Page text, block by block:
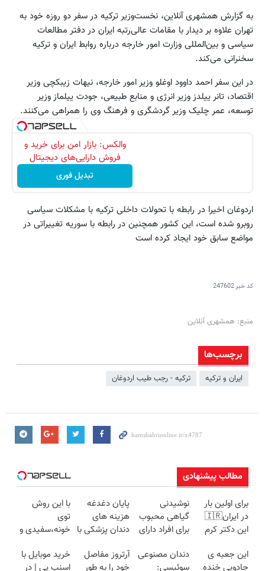
به گزارش همشهری آنلاین، نخست‌وزیر ترکیه در سفر دو روزه خود به
تهران علاوه بر دیدار با مقامات عالی‌رتبه ایران در دفتر مطالعات
سیاسی و بین‌المللی وزارت امور خارجه درباره روابط ایران و ترکیه
سخنرانی می‌کند.
در این سفر احمد داوود اوغلو وزیر امور خارجه، نیهات زیبکچی وزیر
اقتصاد، تانر ییلدز وزیر انرژی و منابع طبیعی، جودت ییلماز وزیر
توسعه،‌ عمر چلیک وزیر گردشگری و فرهنگ وی را همراهی می‌کنند.
والکس: بازار امن برای خرید و
فروش دارایی‌های دیجیتال
تبدیل فوری
اردوغان اخیرا در رابطه با تحولات داخلی ترکیه با مشکلات سیاسی
روبرو شده است، این کشور همچنین در رابطه با سوریه تغییراتی در
مواضع سابق خود ایجاد کرده است
کد خبر247602
منبع: همشهری آنلاین
برچسب‌ها
ایران و ترکیه ترکیه - رجب طیب اردوغان
مطالب پیشنهادی
برای اولین بار
در ایران🇮🇷
این دکتر کرم
روزه ساخت!
نوشیدنی
گیاهی محبوب
برای افراد دارای
60%تخفیف
پایان دغدغه
هزینه های
دندان پزشکی با
کننده خانگی
با این روش
توی
خونه،سفیدی و
برگردون
این جعبه ی
جادویی خنده
دندان مصنوعی
سوئیسی:
آرتروز مفاصل
خود را به طور
خرید موبایل با
اسنپ پی | در